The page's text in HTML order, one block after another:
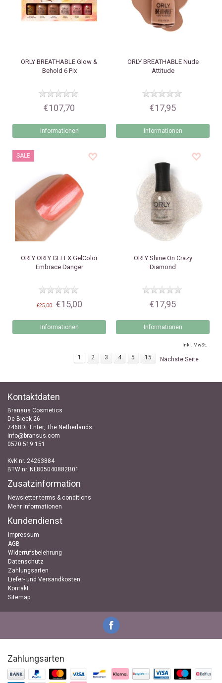
ORLY BREATHABLE Glow &
Behold 6 Pix
€107,70
Informationen
ORLYBREATHABLE Nude
Attitude
€17,95
Informationen
SALE
ORLY ORLY GELFX GelColor
Embrace Danger
€25,00 €15,00
Informationen
ORLYShine On Crazy
Diamond
€17,95
Informationen
Inkl. MwSt.
1 2 3 4 5 15 Nächste Seite
Kontaktdaten
Bransus Cosmetics
De Bleek 26
7468DL Enter, The Netherlands
info@bransus.com
0570 519 151
KvK nr..24263884
BTW nr. NL805040882B01
Zusatzinformation
Newsletter terms & conditions
Mehr Informationen
Kundendienst
Impressum
AGB
Widerrufsbelehrung
Datenschutz
Zahlungsarten
Liefer- und Versandkosten
Kontakt
Sitemap
Zahlungsarten